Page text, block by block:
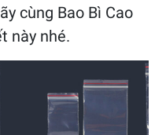
cùng Bao Bì Cao
này nhé.